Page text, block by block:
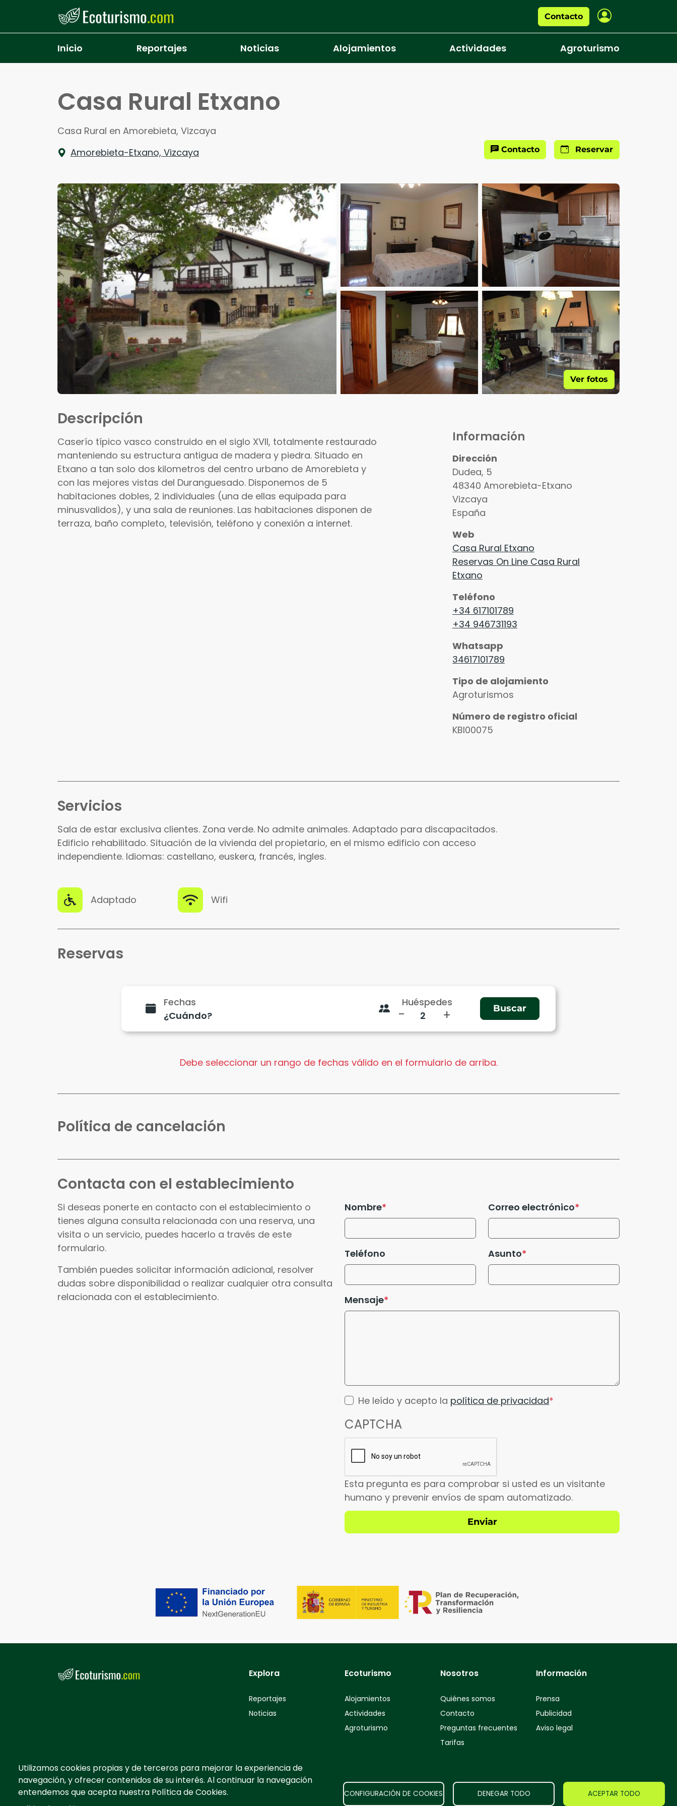
Pasar al contenido principal
Contacto
Inicio Reportajes Noticias Alojamientos Actividades Agroturismo
Casa Rural Etxano
Casa Rural en Amorebieta, Vizcaya
Amorebieta-Etxano, Vizcaya
Contacto Reservar
Ver fotos
Información
Dirección
Dudea, 5
48340 Amorebieta-Etxano
Vizcaya
España
Web
Casa Rural Etxano
Reservas On Line Casa Rural
Etxano
Teléfono
+34 617101789
+34 946731193
Whatsapp
34617101789
Tipo de alojamiento
Agroturismos
Número de registro oficial
KBI00075
Descripción
Caserío típico vasco construido en el siglo XVII, totalmente restaurado
manteniendo su estructura antigua de madera y piedra. Situado en
Etxano a tan solo dos kilometros del centro urbano de Amorebieta y
con las mejores vistas del Duranguesado. Disponemos de 5
habitaciones dobles, 2 individuales (una de ellas equipada para
minusvalidos), y una sala de reuniones. Las habitaciones disponen de
terraza, baño completo, televisión, teléfono y conexión a internet.
Servicios
Sala de estar exclusiva clientes. Zona verde. No admite animales. Adaptado para discapacitados.
Edificio rehabilitado. Situación de la vivienda del propietario, en el mismo edificio con acceso
independiente. Idiomas: castellano, euskera, francés, ingles.
Adaptado Wifi
Reservas
Fechas Huéspedes
- +
Debe seleccionar un rango de fechas válido en el formulario de arriba.
Política de cancelación
Contacta con el establecimiento
Si deseas ponerte en contacto con el establecimiento o
tienes alguna consulta relacionada con una reserva, una
visita o un servicio, puedes hacerlo a través de este
formulario.
También puedes solicitar información adicional, resolver
dudas sobre disponibilidad o realizar cualquier otra consulta
relacionada con el establecimiento.
Nombre Correo electrónico
Teléfono Asunto
Mensaje
He leído y acepto la política de privacidad
CAPTCHA
Esta pregunta es para comprobar si usted es un visitante
humano y prevenir envíos de spam automatizado.
Utilizamos cookies propias y de terceros para mejorar la experiencia de
navegación, y ofrecer contenidos de su interés. Al continuar la navegación
entendemos que acepta nuestra Política de Cookies.
CONFIGURACIÓN DE COOKIES DENEGAR TODO ACEPTAR TODO
Explora
Reportajes
Noticias
Ecoturismo
Alojamientos
Actividades
Agroturismo
Nosotros
Quiénes somos
Contacto
Preguntas frecuentes
Tarifas
Información
Prensa
Publicidad
Aviso legal